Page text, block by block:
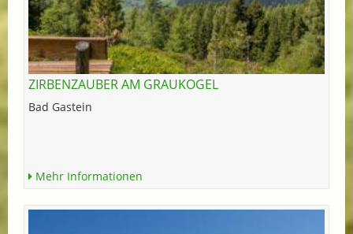
ZIRBENZAUBER AM GRAUKOGEL
Bad Gastein
Mehr Informationen